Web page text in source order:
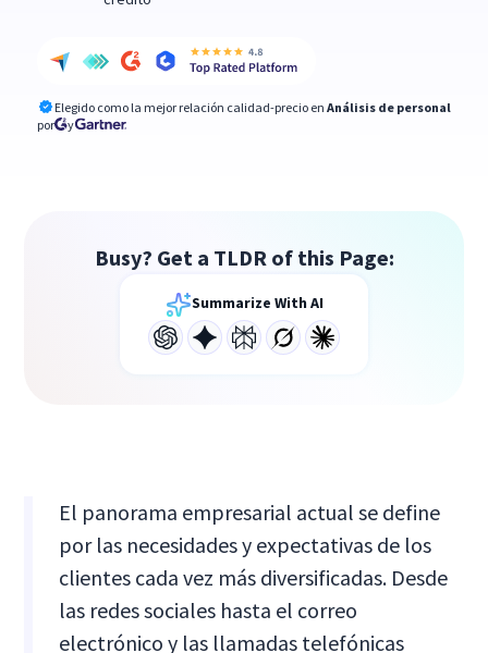
Elegido como la mejor relación calidad-precio en Análisis de personal
por
y
Busy? Get a TLDR of this Page:
Summarize With AI
El panorama empresarial actual se define
por las necesidades y expectativas de los
clientes cada vez más diversificadas. Desde
las redes sociales hasta el correo
electrónico y las llamadas telefónicas